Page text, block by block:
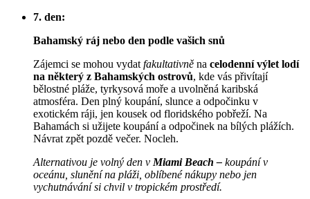
7. den:
Bahamský ráj nebo den podle vašich snů
Zájemci se mohou vydat fakultativně na celodenní výlet lodí
na některý z Bahamských ostrovů, kde vás přivítají
bělostné pláže, tyrkysová moře a uvolněná karibská
atmosféra. Den plný koupání, slunce a odpočinku v
exotickém ráji, jen kousek od floridského pobřeží. Na
Bahamách si užijete koupání a odpočinek na bílých plážích.
Návrat zpět pozdě večer. Nocleh.
Alternativou je volný den v Miami Beach – koupání v
oceánu, slunění na pláži, oblíbené nákupy nebo jen
vychutnávání si chvil v tropickém prostředí.